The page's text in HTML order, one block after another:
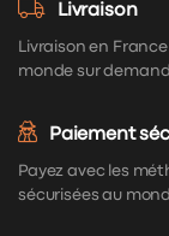
Livraison
Livraison en
monde sur
Paiement
Payez avec les
sécurisées au